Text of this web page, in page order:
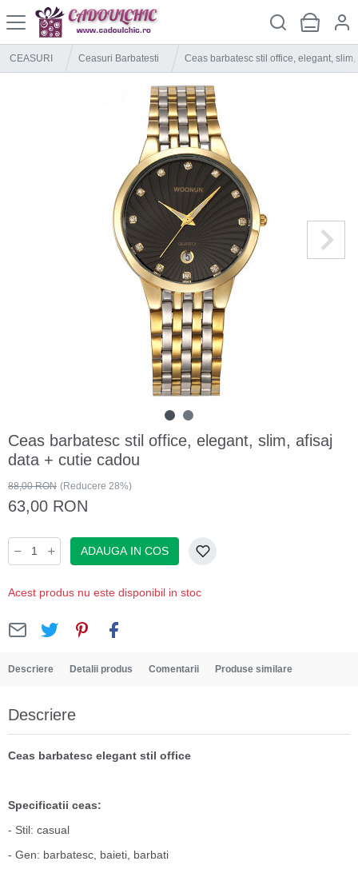
CEASURI Ceasuri Barbatesti Ceas barbatesc stil office, elegant,
Ceas barbatesc stil office, elegant, slim, afisaj
data + cutie cadou
88,00 RON (Reducere 28%)
63,00 RON
ADAUGA IN COS
Acest produs nu este disponibil in stoc
Descriere Detalii produs Comentarii Produse similare
Descriere
Ceas barbatesc elegant stil office
Specificatii ceas:
- Stil: casual
- Gen: barbatesc, baieti, barbati